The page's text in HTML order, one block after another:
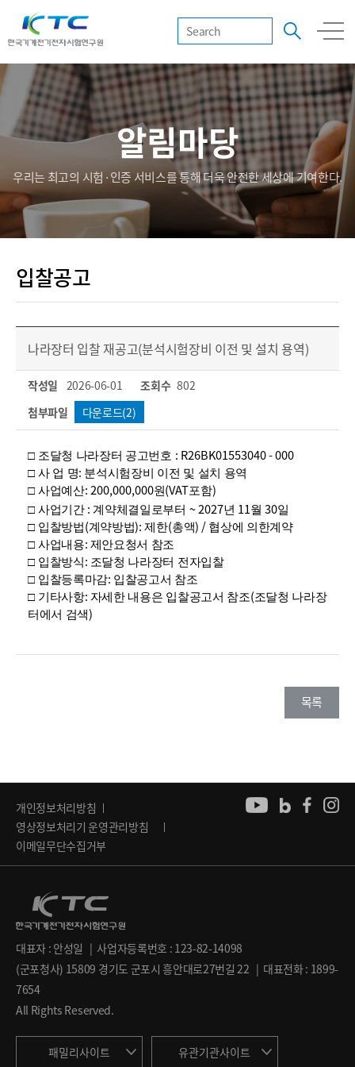
알림마당
우리는 최고의 시험·인증 서비스를 통해 더욱 안전한 세상에 기여한다.
입찰공고
나라장터 입찰 재공고(분석시험장비 이전 및 설치 용역)
작성일 2026-06-01 조회수 802
첨부파일
다운로드(2)
□ 조달청 나라장터 공고번호 : R26BK01553040 - 000
□ 사 업 명: 분석시험장비 이전 및 설치 용역
□ 사업예산: 200,000,000원(VAT포함)
□ 사업기간 : 계약체결일로부터 ~ 2027년 11월30일
□ 입찰방법(계약방법):제한(총액) / 협상에 의한계약
□ 사업내용: 제안요청서 참조
□ 입찰방식: 조달청 나라장터 전자입찰
□ 입찰등록마감: 입찰공고서 참조
□ 기타사항: 자세한 내용은 입찰공고서 참조(조달청 나라장
터에서 검색)
목록
개인정보처리방침
영상정보처리기 운영관리방침
이메일무단수집거부
대표자 : 안성일 | 사업자등록번호 : 123-82-14098
(군포청사) 15809 경기도 군포시 흥안대로27번길 22 | 대표전화 : 1899-
7654
All Rights Reserved.